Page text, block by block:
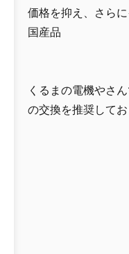
価格を抑え、さら
国産品
くるまの電機やさ
の交換を推奨して